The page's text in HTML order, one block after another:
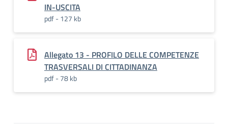
IN-USCITA
pdf - 127 kb
Allegato 13 - PROFILO DELLE COMPETENZE
TRASVERSALI DI CITTADINANZA
pdf - 78 kb